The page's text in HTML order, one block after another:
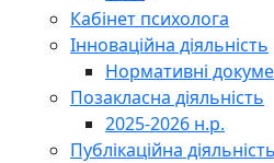
Кабінет психолога
Інноваційна діяльність
Нормативні
Позакласна діяльність
2025-2026 н.р.
Публікаційна діяльність